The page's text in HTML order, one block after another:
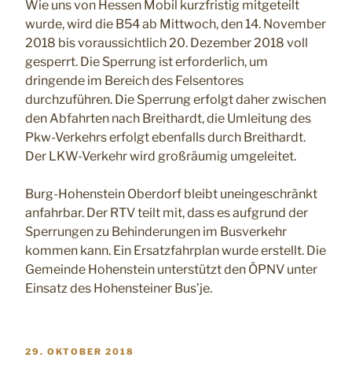
Wie uns von Hessen Mobil kurzfristig mitgeteilt
wurde, wird die B54 ab Mittwoch, den 14. November
2018 bis voraussichtlich 20. Dezember 2018 voll
gesperrt. Die Sperrung ist erforderlich, um
dringende im Bereich des Felsentores
durchzuführen. Die Sperrung erfolgt daher zwischen
den Abfahrten nach Breithardt, die Umleitung des
Pkw-Verkehrs erfolgt ebenfalls durch Breithardt.
Der LKW-Verkehr wird großräumig umgeleitet.
Burg-Hohenstein Oberdorf bleibt uneingeschränkt
anfahrbar. Der RTV teilt mit, dass es aufgrund der
Sperrungen zu Behinderungen im Busverkehr
kommen kann. Ein Ersatzfahrplan wurde erstellt. Die
Gemeinde Hohenstein unterstützt den ÖPNV unter
Einsatz des Hohensteiner Bus’je.
VERÖFFENTLICHT
29. OKTOBER 2018